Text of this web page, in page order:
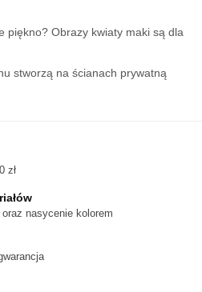
piękno? Obrazy kwiaty maki są dla
stworzą na ścianach prywatną
zł
nasycenie kolorem